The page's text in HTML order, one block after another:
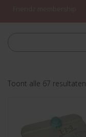
Toont alle 67 resultaten